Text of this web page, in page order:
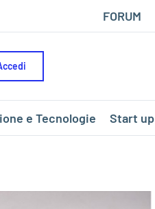
FORUM
e Tecnologie Start up